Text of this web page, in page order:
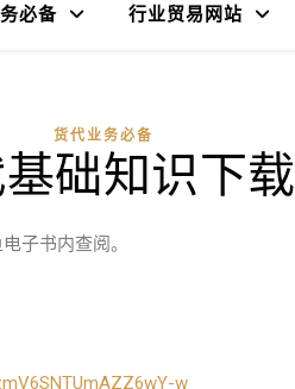
必备 行业贸易网站
货代业务必备
础知识下载
子书内查阅。
w